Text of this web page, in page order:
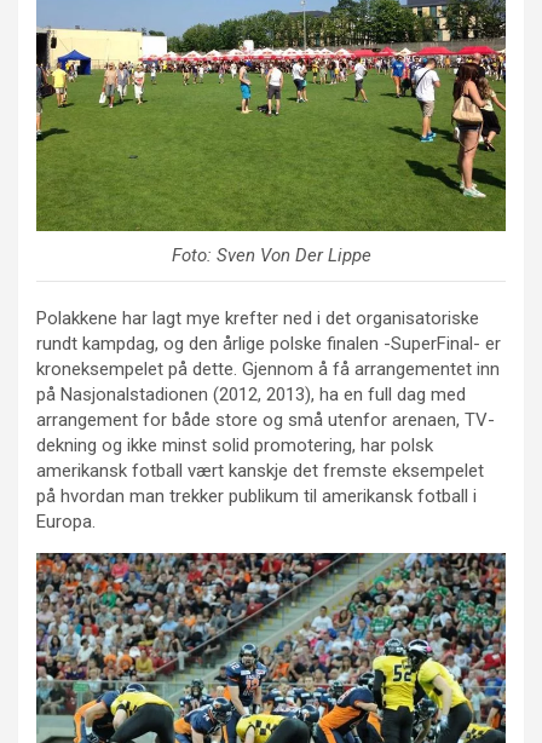
Foto: Sven Von Der Lippe
Polakkene har lagt mye krefter ned i det organisatoriske
rundt kampdag, og den årlige polske finalen -SuperFinal- er
kroneksempelet på dette. Gjennom å få arrangementet inn
på Nasjonalstadionen (2012, 2013), ha en full dag med
arrangement for både store og små utenfor arenaen, TV-
dekning og ikke minst solid promotering, har polsk
amerikansk fotball vært kanskje det fremste eksempelet
på hvordan man trekker publikum til amerikansk fotball i
Europa.